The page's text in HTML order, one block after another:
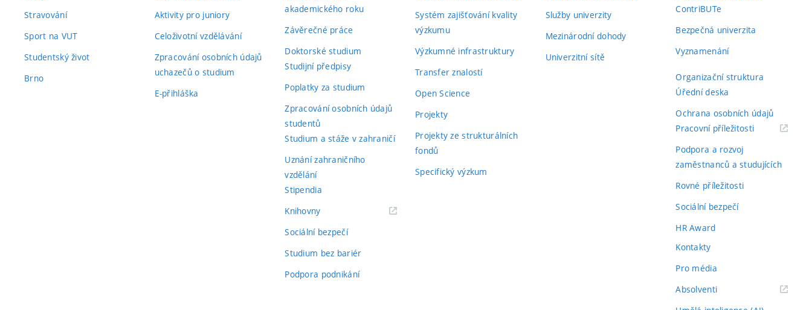
Stravování
Sport na VUT
Studentský život
Brno
Aktivity pro juniory
Celoživotní vzdělávání
Zpracování osobních údajů
uchazečů o studium
E-přihláška
akademického roku
Závěrečné práce
Doktorské studium
Studijní předpisy
Poplatky za studium
Zpracování osobních údajů
studentů
Studium a stáže v zahraničí
Uznání zahraničního
vzdělání
Stipendia
Knihovny(externí
Sociální bezpečí
Studium bez bariér
Podpora podnikání
Systém zajišťování kvality
výzkumu
Výzkumné infrastruktury
Transfer znalostí
Open Science
Projekty
Projekty ze strukturálních
fondů
Specifický výzkum
Služby univerzity
Mezinárodní dohody
Univerzitní sítě
ContriBUTe
Bezpečná univerzita
Vyznamenání
Organizační struktura
Úřední deska
Ochrana osobních údajů
Pracovní příležitosti(externí
Podpora a rozvoj
zaměstnanců a studujících
Rovné příležitosti
Sociální bezpečí
HR Award
Kontakty
Pro média
Absolventi(externí